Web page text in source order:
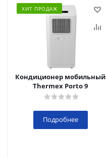
ХИТ ПРОДАЖ
Кондиционер мобильный
Thermex Porto 9
Подробнее